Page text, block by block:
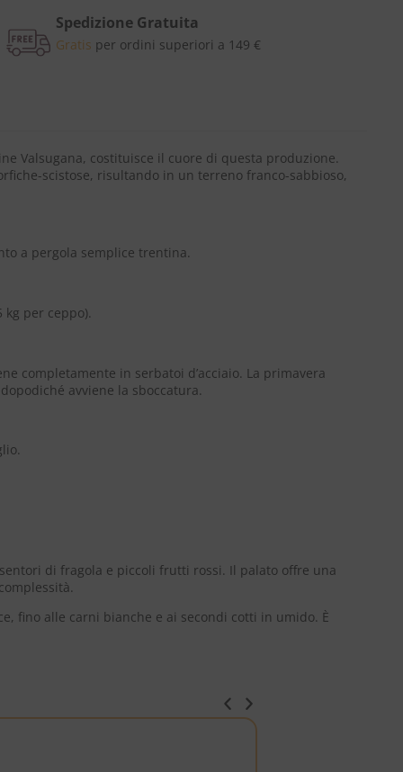
Spedizione Gratuita
Gratis per ordini superiori a 149 €
Valsugana, costituisce il cuore di questa produzione.
scistose, risultando in un terreno franco-sabbioso,
a pergola semplice trentina.
per ceppo).
completamente in serbatoi d’acciaio. La primavera
avviene la sboccatura.
di fragola e piccoli frutti rossi. Il palato offre una
fino alle carni bianche e ai secondi cotti in umido. È